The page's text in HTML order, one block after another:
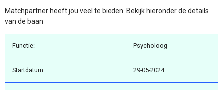
Matchpartner heeft jou veel te bieden. Bekijk hieronder de details
van de baan
Functie: Psycholoog
Startdatum: 29-05-2024